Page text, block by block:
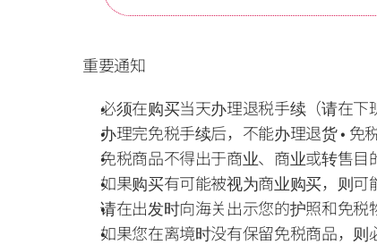
重要通知
必须在购买当天办理退税手续（请在下
办理完免税手续后，不能办理退货 •
免税商品不得出于商业、商业或转售目
如果购买有可能被视为商业购买，则可
请在出发时向海关出示您的护照和免税
如果您在离境时没有保留免税商品，则